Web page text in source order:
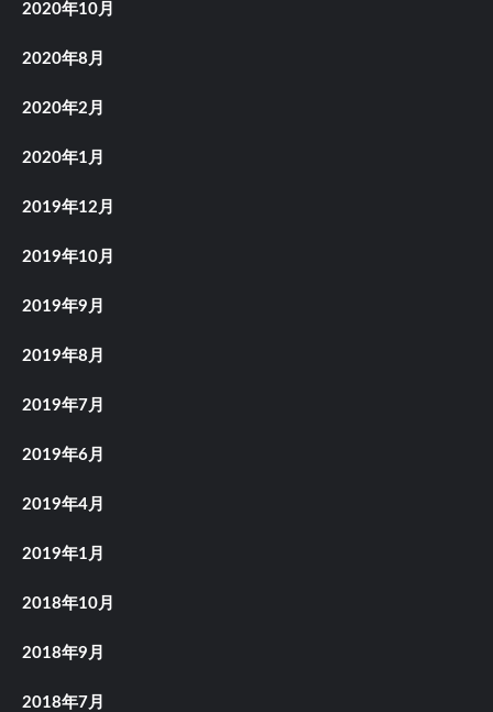
2020年10月
2020年8月
2020年2月
2020年1月
2019年12月
2019年10月
2019年9月
2019年8月
2019年7月
2019年6月
2019年4月
2019年1月
2018年10月
2018年9月
2018年7月